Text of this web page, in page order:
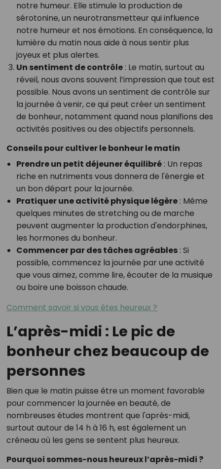
notre humeur. Elle stimule la production de
sérotonine, un neurotransmetteur qui influence
notre humeur et nos émotions. En conséquence, la
lumière du matin nous aide à nous sentir plus
joyeux et plus alertes.
Un sentiment de contrôle: Le matin, surtout au
réveil, nous avons souvent l’impression que tout est
possible. Nous avons un sentiment de contrôle sur
la journée à venir, ce qui peut créer un sentiment
de bonheur, notamment quand nous planifions des
activités positives ou des objectifs personnels.
Conseils pour cultiver le bonheur le matin
Prendre un petit déjeuner équilibré: Un repas
riche en nutriments vous donnera de l'énergie et
un bon départ pour la journée.
Pratiquer une activité physique légère: Même
quelques minutes de stretching ou de marche
peuvent augmenter la production d'endorphines,
les hormones du bonheur.
Commencer par des tâches agréables: Si
possible, commencez la journée par une activité
que vous aimez, comme lire, écouter de la musique
ou boire une boisson chaude.
Comment savoir si vous êtes heureux ?
L’après-midi : Le pic de
bonheur chez beaucoup de
personnes
Bien que le matin puisse être un moment favorable
pour commencer la journée en beauté, de
nombreuses études montrent que l'après-midi,
surtout autour de 14 h à 16 h, est également un
créneau où les gens se sentent plus heureux.
Pourquoi sommes-nous heureux l’après-midi ?